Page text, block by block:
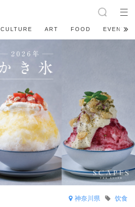
CULTURE ART FOOD EVENT
神奈川県 饮食